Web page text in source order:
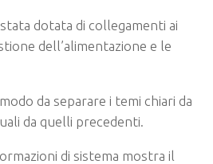
dotata di collegamenti ai
dell’alimentazione e le
da separare i temi chiari da
da quelli precedenti.
di sistema mostra il